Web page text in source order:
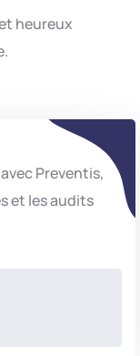
heureux
Preventis,
et les audits